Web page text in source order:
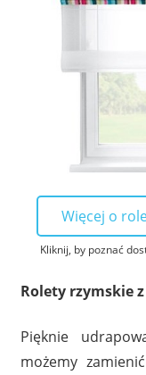
Więcej o
Kliknij, by poznać
Rolety rzymskie
Pięknie
możemy